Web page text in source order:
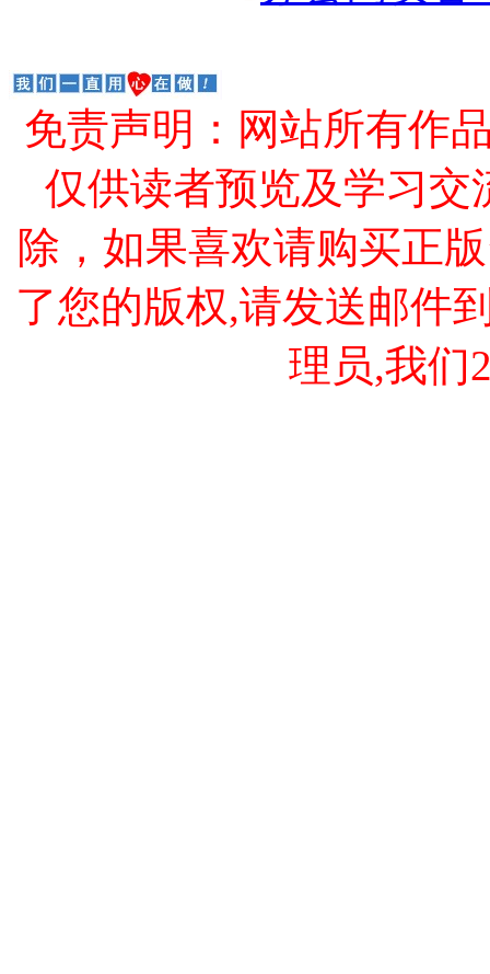
免责声明：网站所有作
仅供读者预览及学习交
除，如果喜欢请购买正
了您的版权,请发送邮件
理员,我们